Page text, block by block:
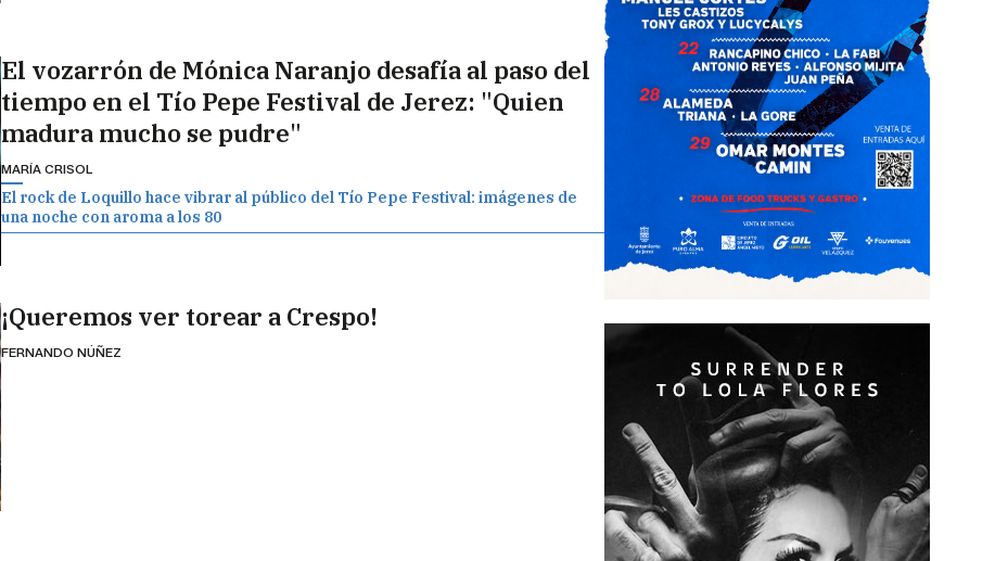
El vozarrón de Mónica Naranjo desafía al paso del
tiempo en el Tío Pepe Festival de Jerez: "Quien
madura mucho se pudre"
MARÍA CRISOL
El rock de Loquillo hace vibrar al público del Tío Pepe Festival: imágenes de
una noche con aroma a los 80
¡Queremos ver torear a Crespo!
FERNANDO NÚÑEZ